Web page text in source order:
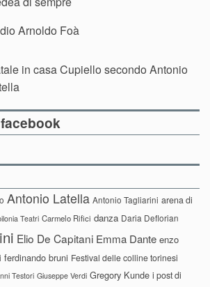
Arnoldo Foà
in casa Cupiello secondo Antonio
Antonio Latella Antonio Tagliarini arena di
Teatri Carmelo Rifici danza Daria Deflorian
Elio De Capitani Emma Dante enzo
ferdinando bruni Festival delle colline torinesi
Testori Giuseppe Verdi Gregory Kunde i post di